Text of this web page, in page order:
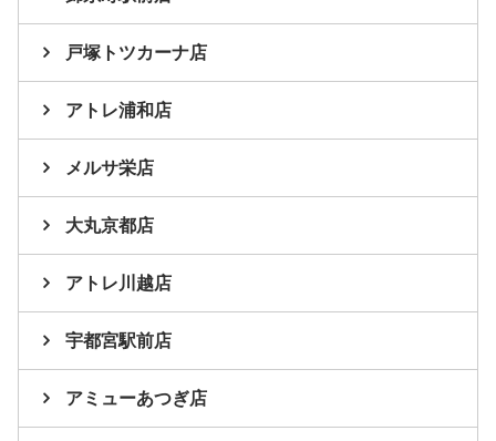
戸塚トツカーナ店
アトレ浦和店
メルサ栄店
大丸京都店
アトレ川越店
宇都宮駅前店
アミューあつぎ店